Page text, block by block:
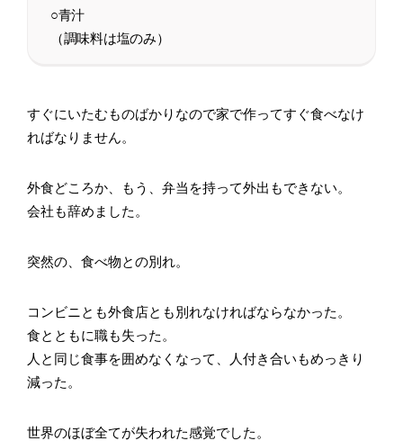
○青汁
（調味料は塩のみ）
すぐにいたむものばかりなので家で作ってすぐ食べなけ
ればなりません。
外食どころか、もう、弁当を持って外出もできない。
会社も辞めました。
突然の、食べ物との別れ。
コンビニとも外食店とも別れなければならなかった。
食とともに職も失った。
人と同じ食事を囲めなくなって、人付き合いもめっきり
減った。
世界のほぼ全てが失われた感覚でした。